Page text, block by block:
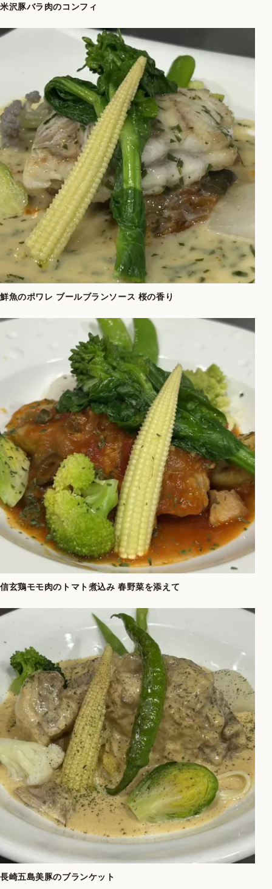
米沢豚バラ肉のコンフィ
鮮魚のポワレ ブールブランソース 桜の香り
信玄鶏モモ肉のトマト煮込み 春野菜を添えて
長崎五島美豚のブランケット